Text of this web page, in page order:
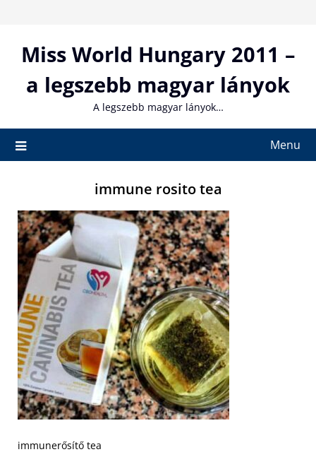
contentMiss World Hungary 2011 –
a legszebb magyar lányok
A legszebb magyar lányok…
Menu
immune rosito tea
immunerősítő tea